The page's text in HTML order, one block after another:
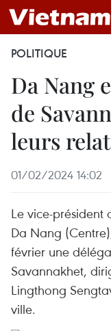
POLITIQUE
Da Nang
de
leurs
01/02/2024 14:02
Le vice-
Da Nang
février une
Savannakhet,
Lingthong
ville.